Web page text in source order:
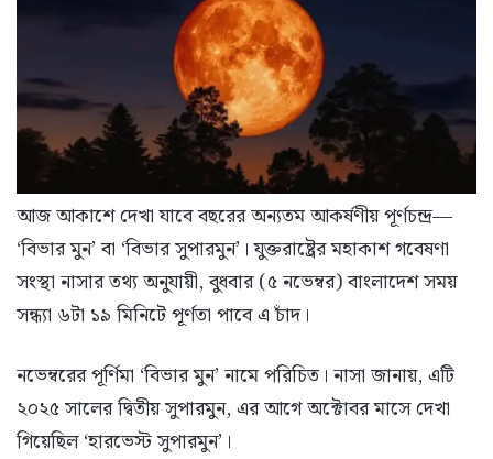
আজ আকাশে দেখা যাবে বছরের অন্যতম আকর্ষণীয় পূর্ণচন্দ্র—
‘বিভার মুন’ বা ‘বিভার সুপারমুন’। যুক্তরাষ্ট্রের মহাকাশ গবেষণা
সংস্থা নাসার তথ্য অনুযায়ী, বুধবার (৫ নভেম্বর) বাংলাদেশ সময়
সন্ধ্যা ৬টা ১৯ মিনিটে পূর্ণতা পাবে এ চাঁদ।
নভেম্বরের পূর্ণিমা ‘বিভার মুন’ নামে পরিচিত। নাসা জানায়, এটি
২০২৫ সালের দ্বিতীয় সুপারমুন, এর আগে অক্টোবর মাসে দেখা
গিয়েছিল ‘হারভেস্ট সুপারমুন’।